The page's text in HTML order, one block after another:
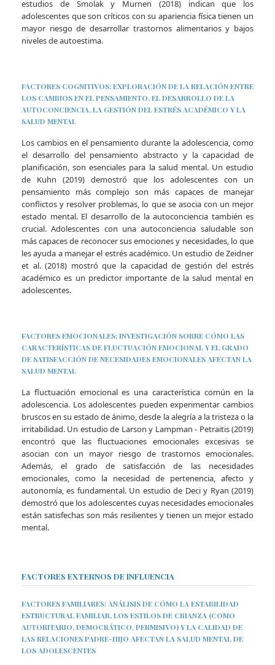
estudios de Smolak y Murnen (2018) indican que los
adolescentes que son críticos con su apariencia física tienen un
mayor riesgo de desarrollar trastornos alimentarios y bajos
niveles de autoestima.
FACTORES COGNITIVOS: EXPLORACIÓN DE LA RELACIÓN ENTRE
LOS CAMBIOS EN EL PENSAMIENTO, EL DESARROLLO DE LA
AUTOCONCIENCIA, LA GESTIÓN DEL ESTRÉS ACADÉMICO Y LA
SALUD MENTAL
Los cambios en el pensamiento durante la adolescencia, como
el desarrollo del pensamiento abstracto y la capacidad de
planificación, son esenciales para la salud mental. Un estudio
de Kuhn (2019) demostró que los adolescentes con un
pensamiento más complejo son más capaces de manejar
conflictos y resolver problemas, lo que se asocia con un mejor
estado mental. El desarrollo de la autoconciencia también es
crucial. Adolescentes con una autoconciencia saludable son
más capaces de reconocer sus emociones y necesidades, lo que
les ayuda a manejar el estrés académico. Un estudio de Zeidner
et al. (2018) mostró que la capacidad de gestión del estrés
académico es un predictor importante de la salud mental en
adolescentes.
FACTORES EMOCIONALES: INVESTIGACIÓN SOBRE CÓMO LAS
CARACTERÍSTICAS DE FLUCTUACIÓN EMOCIONAL Y EL GRADO
DE SATISFACCIÓN DE NECESIDADES EMOCIONALES AFECTAN LA
SALUD MENTAL
La fluctuación emocional es una característica común en la
adolescencia. Los adolescentes pueden experimentar cambios
bruscos en su estado de ánimo, desde la alegría a la tristeza o la
irritabilidad. Un estudio de Larson y Lampman - Petraitis (2019)
encontró que las fluctuaciones emocionales excesivas se
asocian con un mayor riesgo de trastornos emocionales.
Además, el grado de satisfacción de las necesidades
emocionales, como la necesidad de pertenencia, afecto y
autonomía, es fundamental. Un estudio de Deci y Ryan (2019)
demostró que los adolescentes cuyas necesidades emocionales
están satisfechas son más resilientes y tienen un mejor estado
mental.
FACTORES EXTERNOS DE INFLUENCIA
FACTORES FAMILIARES: ANÁLISIS DE CÓMO LA ESTABILIDAD
ESTRUCTURAL FAMILIAR, LOS ESTILOS DE CRIANZA (COMO
AUTORITARIO, DEMOCRÁTICO, PERMISIVO) Y LA CALIDAD DE
LAS RELACIONES PADRE-HIJO AFECTAN LA SALUD MENTAL DE
LOS ADOLESCENTES